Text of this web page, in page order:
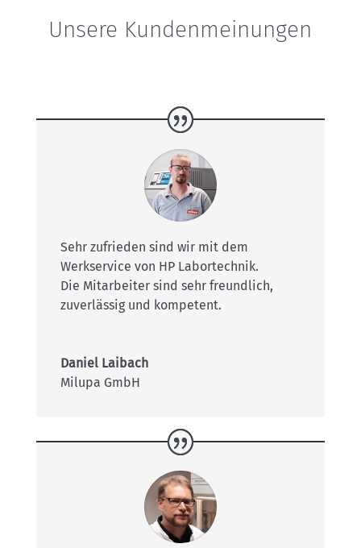
Unsere Kundenmeinungen
Sehr zufrieden sind wir mit dem
Werkservice von HP Labortechnik.
Die Mitarbeiter sind sehr freundlich,
zuverlässig und kompetent.
Daniel Laibach
Milupa GmbH